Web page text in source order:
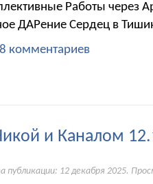
Работы через
ДАРение Сердец в
8 комментариев
и Каналом
публикации: 12 декабря 2025.